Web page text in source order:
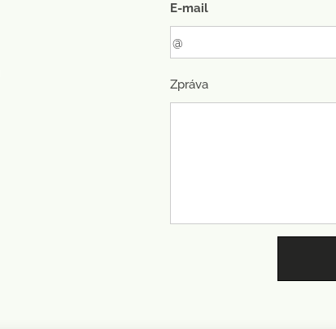
E-mail
Zpráva